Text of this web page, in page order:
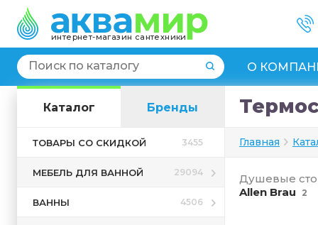
интернет-магазин сантехники
О
Каталог Бренды
ТОВАРЫ СО СКИДКОЙ 3455
МЕБЕЛЬ ДЛЯ ВАННОЙ 29094
ВАННЫ 4506
Главная
Душевые
Allen Brau
2